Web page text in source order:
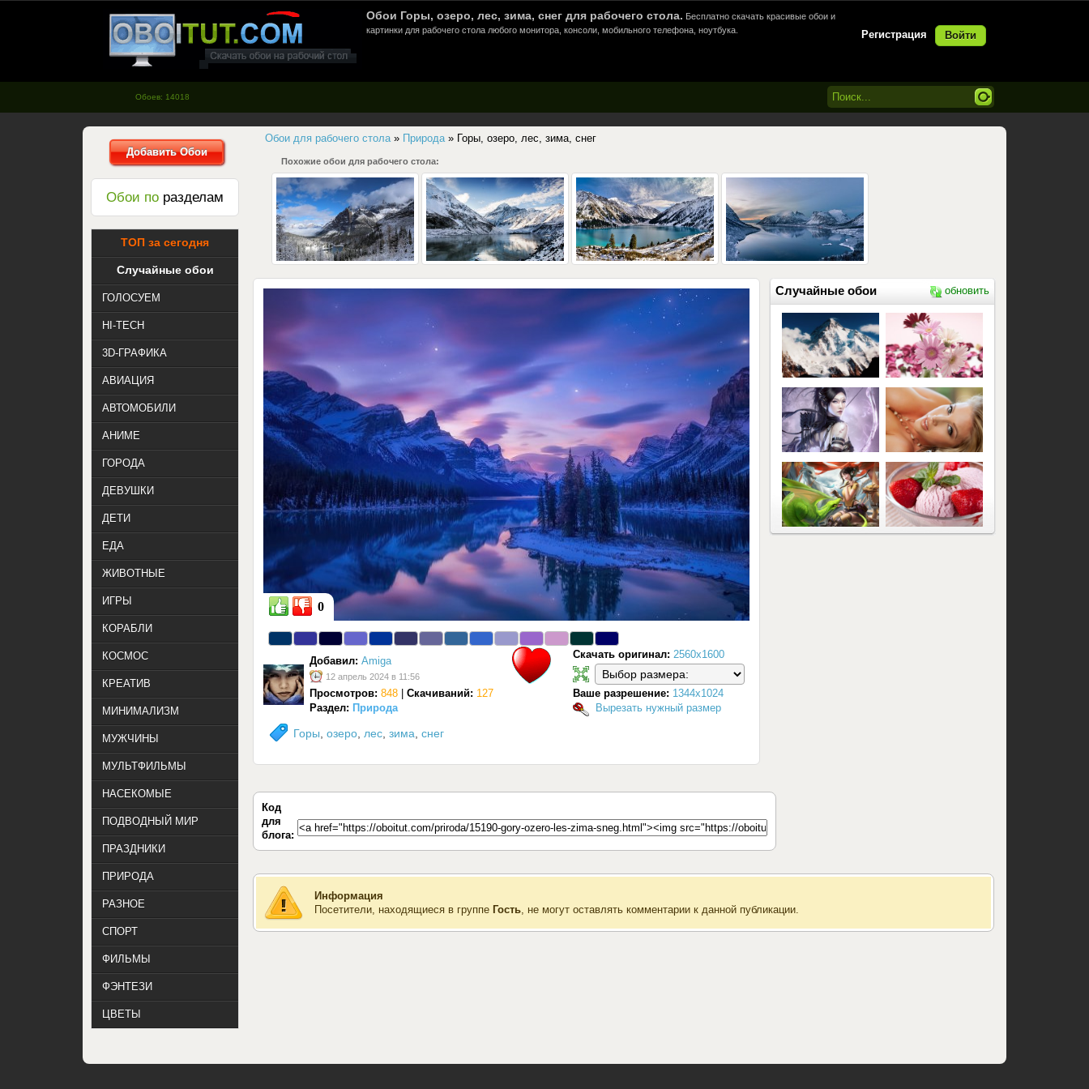
oboitut.com - Обои для рабочего
стола
Регистрация Войти
Обои Горы, озеро, лес, зима, снег для рабочего стола. Бесплатно скачать красивые обои и
картинки для рабочего стола любого монитора, консоли, мобильного телефона, ноутбука.
Обоев: 14018
Обои для рабочего стола» Природа» Горы, озеро, лес, зима, снег
Похожие обои для рабочего стола:
Горы озеро лес зима снег
Добавил: Amiga
12 апрель 2024 в 11:56
Просмотров: 848 Скачиваний: 127
0
Скачать оригинал: 2560x1600
Ваше разрешение: 1344x1024
Вырезать нужный размер
Раздел: Природа
Случайные обои обновить
Код
для
блога:
Информация
Посетители, находящиеся в группе Гость, не могут оставлять комментарии к данной публикации.
Добавить Обои
Обои по разделам
ТОП за сегодня
Случайные обои
ГОЛОСУЕМ
HI-TECH
3D-ГРАФИКА
АВИАЦИЯ
АВТОМОБИЛИ
АНИМЕ
ГОРОДА
ДЕВУШКИ
ДЕТИ
ЕДА
ЖИВОТНЫЕ
ИГРЫ
КОРАБЛИ
КОСМОС
КРЕАТИВ
МИНИМАЛИЗМ
МУЖЧИНЫ
МУЛЬТФИЛЬМЫ
НАСЕКОМЫЕ
ПОДВОДНЫЙ МИР
ПРАЗДНИКИ
ПРИРОДА
РАЗНОЕ
СПОРТ
ФИЛЬМЫ
ФЭНТЕЗИ
ЦВЕТЫ